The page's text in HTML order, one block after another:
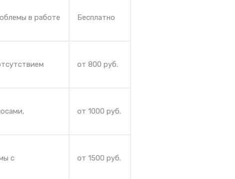
в работе
Бесплатно
от 800 руб.
от 1000 руб.
с
от 1500 руб.